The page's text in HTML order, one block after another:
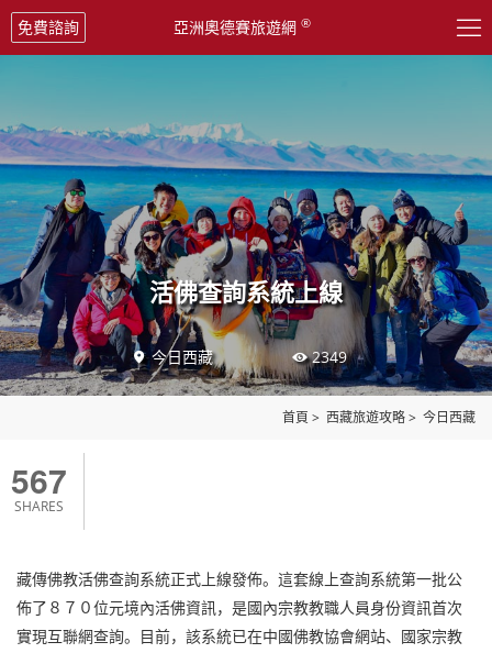

免費諮詢 亞洲奧德賽旅遊網 ®
活佛查詢系統上線
 今日西藏  2349
首頁 > 西藏旅遊攻略> 今日西藏
567
SHARES
藏傳佛教活佛查詢系統正式上線發佈。這套線上查詢系統第一批公
佈了８７０位元境內活佛資訊，是國內宗教教職人員身份資訊首次
實現互聯網查詢。目前，該系統已在中國佛教協會網站、國家宗教